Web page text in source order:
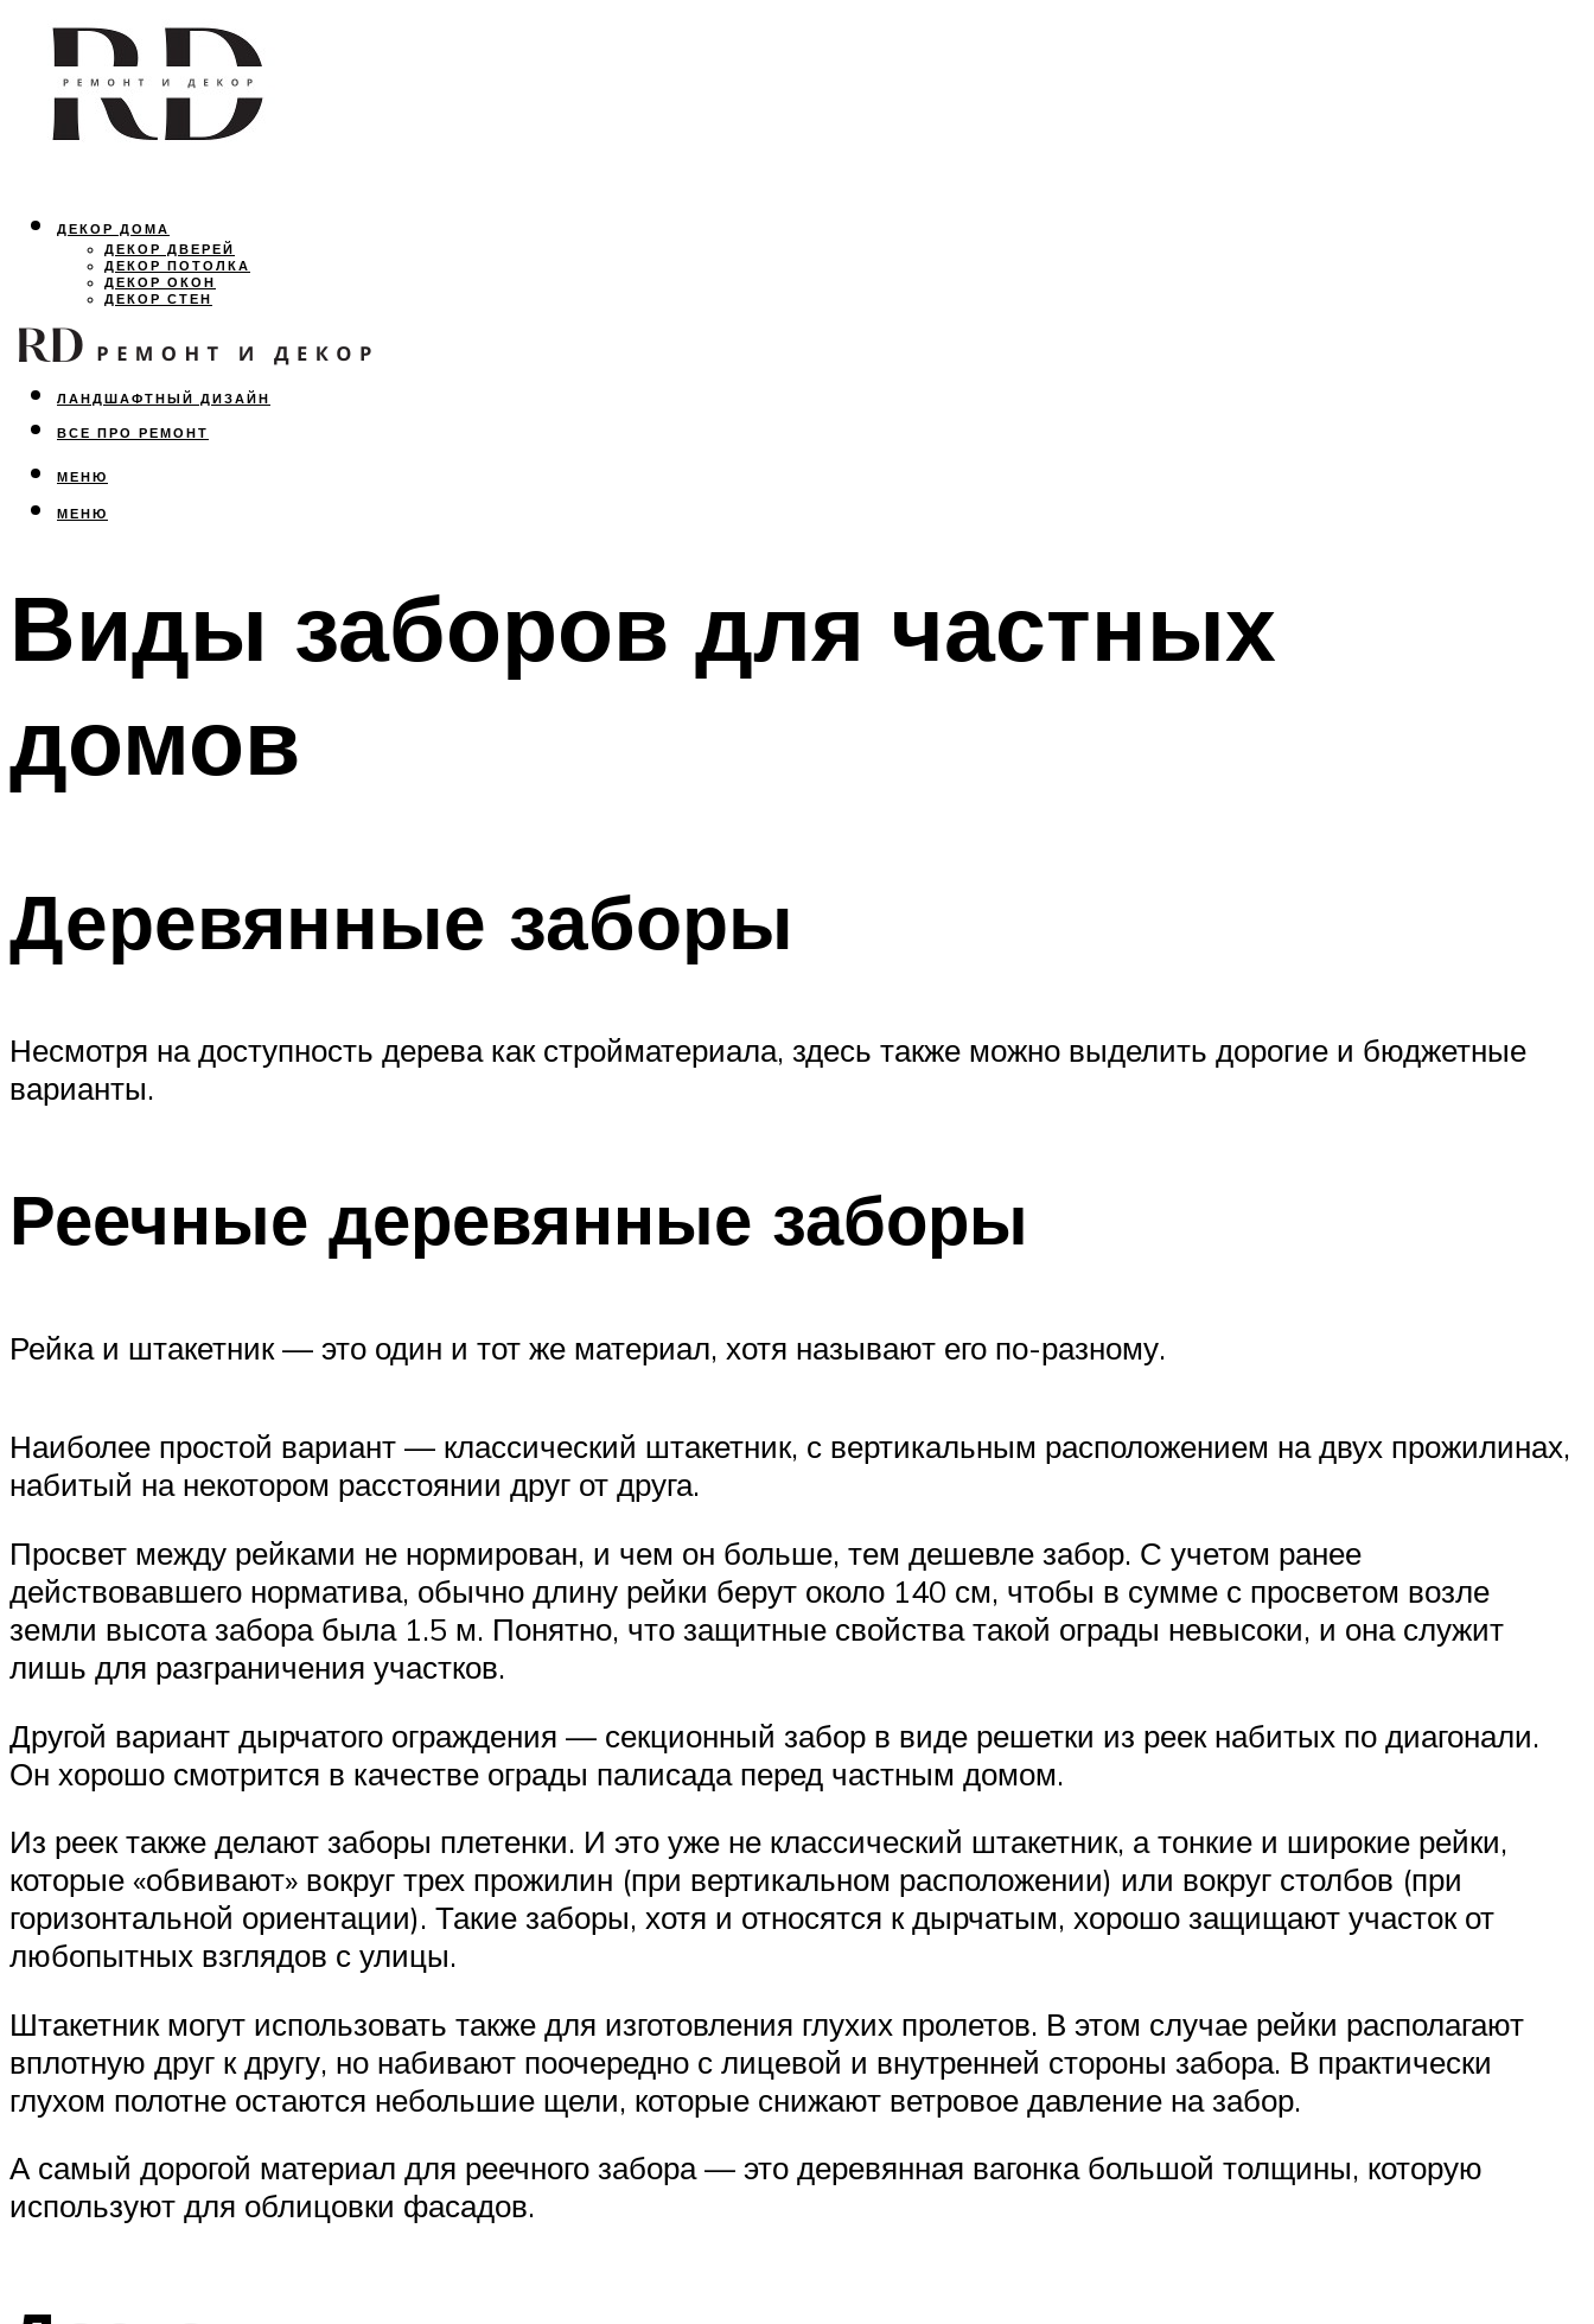
ДЕКОР ДОМА
ДЕКОР ДВЕРЕЙ
ДЕКОР ПОТОЛКА
ДЕКОР ОКОН
ДЕКОР СТЕН
ОСВЕЩЕНИЕ
ДИЗАЙН ИНТЕРЬЕРА
ЛАНДШАФТНЫЙ ДИЗАЙН
ВСЕ ПРО РЕМОНТ
МЕНЮ
МЕНЮ
Виды заборов для частных
домов
Деревянные заборы
Несмотря на доступность дерева как стройматериала, здесь также можно выделить дорогие и бюджетные
варианты.
Реечные деревянные заборы
Рейка и штакетник — это один и тот же материал, хотя называют его по-разному.
Наиболее простой вариант — классический штакетник, с вертикальным расположением на двух прожилинах,
набитый на некотором расстоянии друг от друга.
Просвет между рейками не нормирован, и чем он больше, тем дешевле забор. С учетом ранее
действовавшего норматива, обычно длину рейки берут около 140 см, чтобы в сумме с просветом возле
земли высота забора была 1.5 м. Понятно, что защитные свойства такой ограды невысоки, и она служит
лишь для разграничения участков.
Другой вариант дырчатого ограждения — секционный забор в виде решетки из реек набитых по диагонали.
Он хорошо смотрится в качестве ограды палисада перед частным домом.
Из реек также делают заборы плетенки. И это уже не классический штакетник, а тонкие и широкие рейки,
которые «обвивают» вокруг трех прожилин (при вертикальном расположении) или вокруг столбов (при
горизонтальной ориентации). Такие заборы, хотя и относятся к дырчатым, хорошо защищают участок от
любопытных взглядов с улицы.
Штакетник могут использовать также для изготовления глухих пролетов. В этом случае рейки располагают
вплотную друг к другу, но набивают поочередно с лицевой и внутренней стороны забора. В практически
глухом полотне остаются небольшие щели, которые снижают ветровое давление на забор.
А самый дорогой материал для реечного забора — это деревянная вагонка большой толщины, которую
используют для облицовки фасадов.